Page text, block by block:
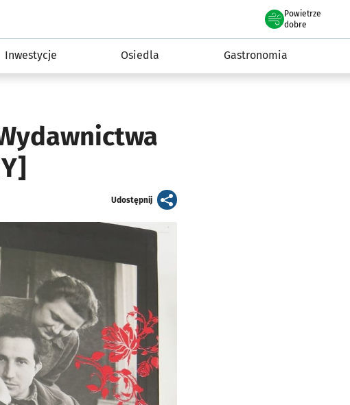
Dla mieszkańca
Powietrze
we Wrocławiu
dobre
Inwestycje Osiedla Gastronomia
Udostępnijartykuł